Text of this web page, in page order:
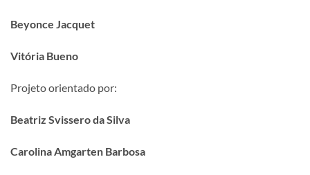
Beyonce Jacquet
Vitória Bueno
Projeto orientado por:
Beatriz Svissero da Silva
Carolina Amgarten Barbosa